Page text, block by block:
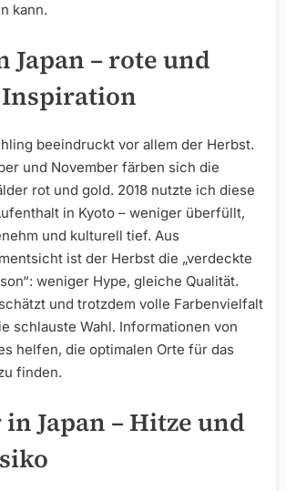
kann.
Japan – rote und
beeindruckt vor allem der Herbst.
und November färben sich die
rot und gold. 2018 nutzte ich diese
in Kyoto – weniger überfüllt,
und kulturell tief. Aus
ist der Herbst die „verdeckte
weniger Hype, gleiche Qualität.
und trotzdem volle Farbenvielfalt
schlauste Wahl. Informationen von
helfen, die optimalen Orte für das
finden.
Japan – Hitze und